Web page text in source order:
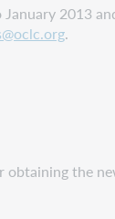
2013
.
obtaining the